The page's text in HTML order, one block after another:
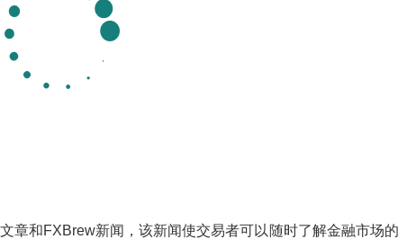
章和FXBrew新闻，该新闻使交易者可以随时了解金融市场的